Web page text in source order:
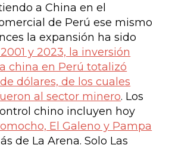
a China en el
de Perú ese mismo
la expansión ha sido
y 2023, la inversión
china en Perú totalizó
dólares, de los cuales
al sector minero. Los
chino incluyen hoy
El Galeno y Pampa
de La Arena. Solo Las